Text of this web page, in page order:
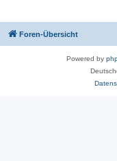
Foren-Übersicht
Powered by